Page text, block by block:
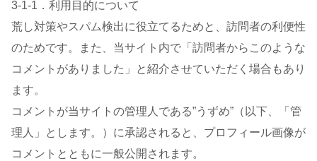
3-1-1．利用目的について
荒し対策やスパム検出に役立てるためと、訪問者の利便性
のためです。また、当サイト内で「訪問者からこのような
コメントがありました」と紹介させていただく場合もあり
ます。
コメントが当サイトの管理人である”うずめ”（以下、「管
理人」とします。）に承認されると、プロフィール画像が
コメントとともに一般公開されます。